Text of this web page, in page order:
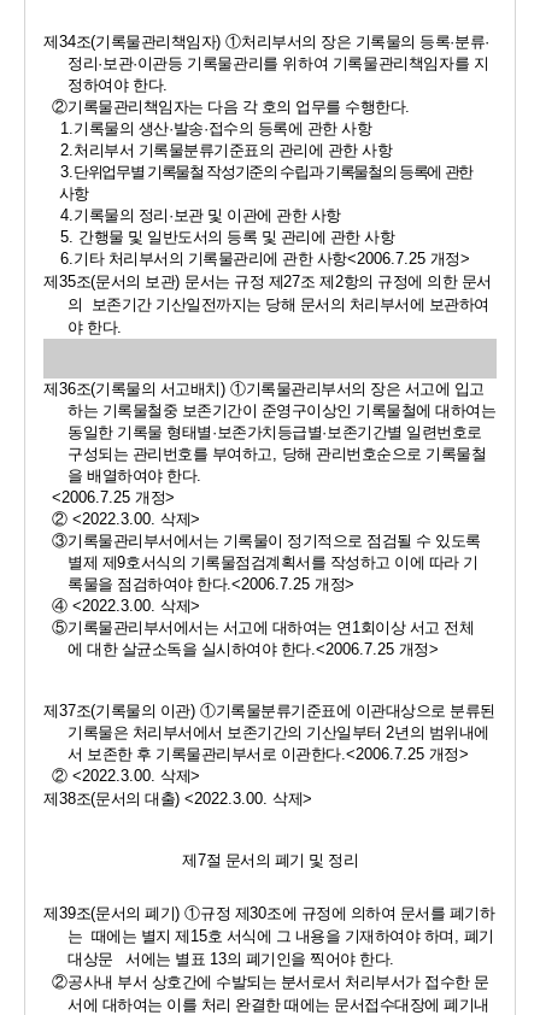
제34조(기록물관리책임자) ①처리부서의 장은 기록물의 등록·분류·
정리·보관·이관등 기록물관리를 위하여 기록물관리책임자를 지
정하여야 한다.
②기록물관리책임자는 다음 각 호의 업무를 수행한다.
1.기록물의 생산·발송·접수의 등록에 관한 사항
2.처리부서 기록물분류기준표의 관리에 관한 사항
3.단위업무별 기록물철 작성기준의 수립과 기록물철의 등록에 관한
사항
4.기록물의 정리 ·보관 및 이관에 관한 사항
5. 간행물 및 일반도서의 등록 및 관리에 관한 사항
6.기타 처리부서의 기록물관리에 관한 사항<2006.7.25 개정>
제35조(문서의 보관) 문서는 규정 제27조 제2항의 규정에 의한 문서
의  보존기간 기산일전까지는 당해 문서의 처리부서에 보관하여
야 한다.
제36조(기록물의 서고배치) ①기록물관리부서의 장은 서고에 입고
하는 기록물철중 보존기간이 준영구이상인 기록물철에 대하여는
동일한 기록물 형태별 ·보존가치등급별·보존기간별 일련번호로
구성되는 관리번호를 부여하고, 당해 관리번호순으로 기록물철
을 배열하여야 한다.
<2006.7.25 개정>
② <2022.3.00. 삭제>
③기록물관리부서에서는 기록물이 정기적으로 점검될 수 있도록
별제 제9호서식의 기록물점검계획서를 작성하고 이에 따라 기
록물을 점검하여야 한다.<2006.7.25 개정>
④ <2022.3.00. 삭제>
⑤기록물관리부서에서는 서고에 대하여는 연 1회이상 서고 전체
에 대한 살균소독을 실시하여야 한다.<2006.7.25 개정>
제37조(기록물의 이관) ①기록물분류기준표에 이관대상으로 분류된
기록물은 처리부서에서 보존기간의 기산일부터 2년의 범위내에
서 보존한 후 기록물관리부서로 이관한다.<2006.7.25 개정>
② <2022.3.00. 삭제>
제38조(문서의 대출) <2022.3.00. 삭제>
제7절 문서의 폐기 및 정리
제39조(문서의 폐기) ①규정 제30조에 규정에 의하여 문서를 폐기하
는  때에는 별지 제 15호 서식에 그 내용을 기재하여야 하며 , 폐기
대상문   서에는 별표 13의 폐기인을 찍어야 한다.
②공사내 부서 상호간에 수발되는 분서로서 처리부서가 접수한 문
서에 대하여는 이를 처리 완결한 때에는 문서접수대장에 폐기내